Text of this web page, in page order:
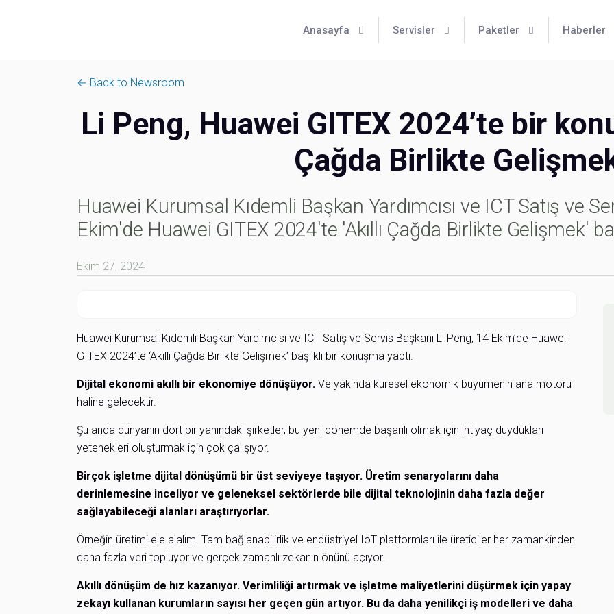
Anasayfa Servisler Paketler Haberler
← Back to Newsroom
Li Peng, Huawei GITEX 2024’te bir
Çağda Birlikte
Huawei Kurumsal Kıdemli Başkan Yardımcısı ve ICT Satış ve
Ekim'de Huawei GITEX 2024'te 'Akıllı Çağda Birlikte Gelişmek'
Ekim 27, 2024
Huawei Kurumsal Kıdemli Başkan Yardımcısı ve ICT Satış ve Servis Başkanı Li Peng, 14 Ekim’de Huawei
GITEX 2024’te ‘Akıllı Çağda Birlikte Gelişmek’ başlıklı bir konuşma yaptı.
Dijital ekonomi akıllı bir ekonomiye dönüşüyor. Ve yakında küresel ekonomik büyümenin ana motoru
haline gelecektir.
Şu anda dünyanın dört bir yanındaki şirketler, bu yeni dönemde başarılı olmak için ihtiyaç duydukları
yetenekleri oluşturmak için çok çalışıyor.
Birçok işletme dijital dönüşümü bir üst seviyeye taşıyor. Üretim senaryolarını daha
derinlemesine inceliyor ve geleneksel sektörlerde bile dijital teknolojinin daha fazla değer
sağlayabileceği alanları araştırıyorlar.
Örneğin üretimi ele alalım. Tam bağlanabilirlik ve endüstriyel IoT platformları ile üreticiler her zamankinden
daha fazla veri topluyor ve gerçek zamanlı zekanın önünü açıyor.
Akıllı dönüşüm de hız kazanıyor. Verimliliği artırmak ve işletme maliyetlerini düşürmek için yapay
zekayı kullanan kurumların sayısı her geçen gün artıyor. Bu da daha yenilikçi iş modelleri ve daha